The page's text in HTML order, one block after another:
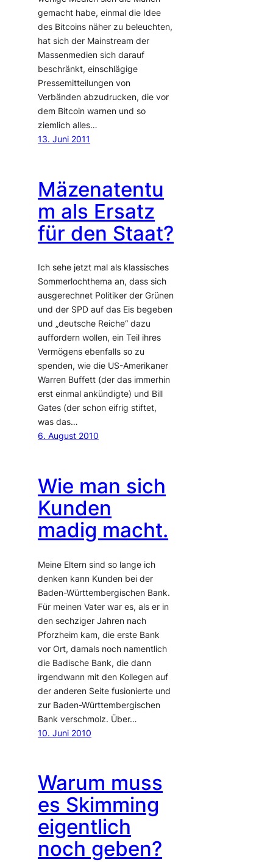
gemacht habe, einmal die Idee
des Bitcoins näher zu beleuchten,
hat sich der Mainstream der
Massenmedien sich darauf
beschränkt, einschlägige
Pressemitteilungen von
Verbänden abzudrucken, die vor
dem Bitcoin warnen und so
ziemlich alles…
13. Juni 2011
Mäzenatentu
m als Ersatz
für den Staat?
Ich sehe jetzt mal als klassisches
Sommerlochthema an, dass sich
ausgerechnet Politiker der Grünen
und der SPD auf das Eis begeben
und „deutsche Reiche“ dazu
auffordern wollen, ein Teil ihres
Vermögens ebenfalls so zu
spenden, wie die US-Amerikaner
Warren Buffett (der das immerhin
erst einmal ankündigte) und Bill
Gates (der schon eifrig stiftet,
was das…
6. August 2010
Wie man sich
Kunden
madig macht.
Meine Eltern sind so lange ich
denken kann Kunden bei der
Baden-Württembergischen Bank.
Für meinen Vater war es, als er in
den sechziger Jahren nach
Pforzheim kam, die erste Bank
vor Ort, damals noch namentlich
die Badische Bank, die dann
irgendwann mit den Kollegen auf
der anderen Seite fusionierte und
zur Baden-Württembergischen
Bank verschmolz. Über…
10. Juni 2010
Warum muss
es Skimming
eigentlich
noch geben?